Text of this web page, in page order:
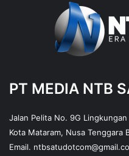
PT MEDIA NTB
Jalan Pelita No. 9G
Kota Mataram, Nusa Tenggara
Email.